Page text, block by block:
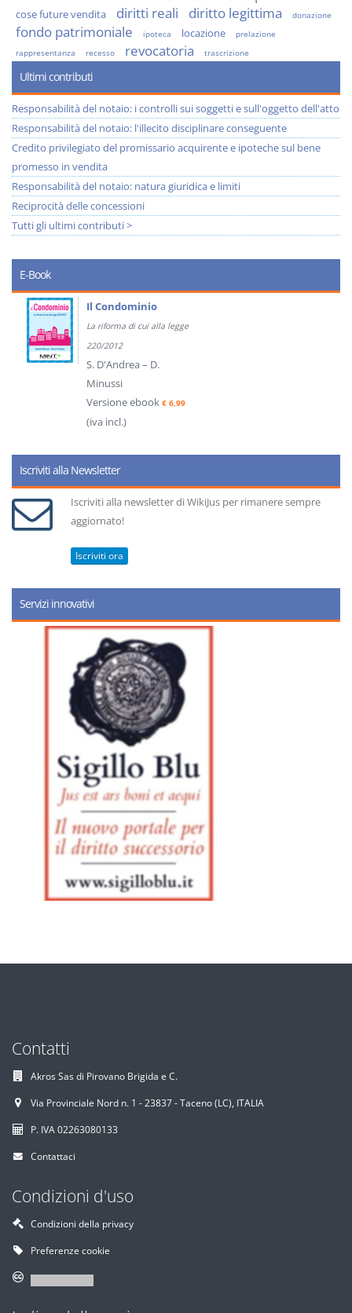
cose future vendita diritti reali diritto legittima donazione
fondo patrimoniale ipoteca locazione
prelazione
rappresentanza
recesso revocatoria trascrizione
Ultimi contributi
Responsabilità del notaio: i controlli sui soggetti e sull'oggetto dell'atto
Responsabilità del notaio: l'illecito disciplinare conseguente
Credito privilegiato del promissario acquirente e ipoteche sul bene
promesso in vendita
Responsabilità del notaio: natura giuridica e limiti
Reciprocità delle concessioni
Tutti gli ultimi contributi >
E-Book
Il Condominio
La riforma di cui alla legge
220/2012
S. D'Andrea – D.
Minussi
Versione ebook € 6,99
(iva incl.)
Iscriviti alla Newsletter
Iscriviti alla newsletter di WikiJus per rimanere sempre
aggiornato!
Iscriviti ora
Servizi innovativi
Contatti
Akros Sas di Pirovano Brigida e C.
Via Provinciale Nord n. 1 - 23837 - Taceno (LC), ITALIA
P. IVA 02263080133
Contattaci
Condizioni d'uso
Condizioni della privacy
Preferenze cookie